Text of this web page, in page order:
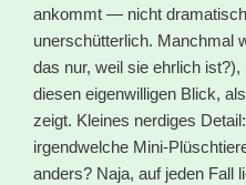
ankommt — nicht
unerschütterlich. Manchmal
das nur, weil sie ehrlich
diesen eigenwilligen Blick,
zeigt. Kleines nerdiges
irgendwelche Mini-
anders? Naja, auf jeden Fall